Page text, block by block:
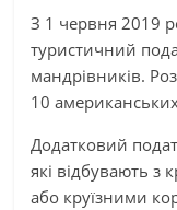
З 1 червня 2019
туристичний
мандрівників.
10
Додатковий
які відбувають з
або круїзними